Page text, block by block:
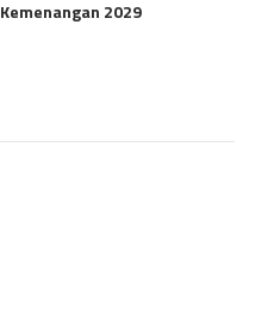
Kemenangan 2029